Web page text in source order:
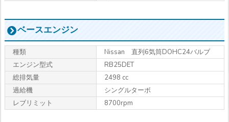
ベースエンジン
種類
Nissan 直列6気筒DOHC24バルブ
エンジン型式
RB25DET
総排気量
2498 cc
過給機
シングルターボ
レブリミット
8700rpm